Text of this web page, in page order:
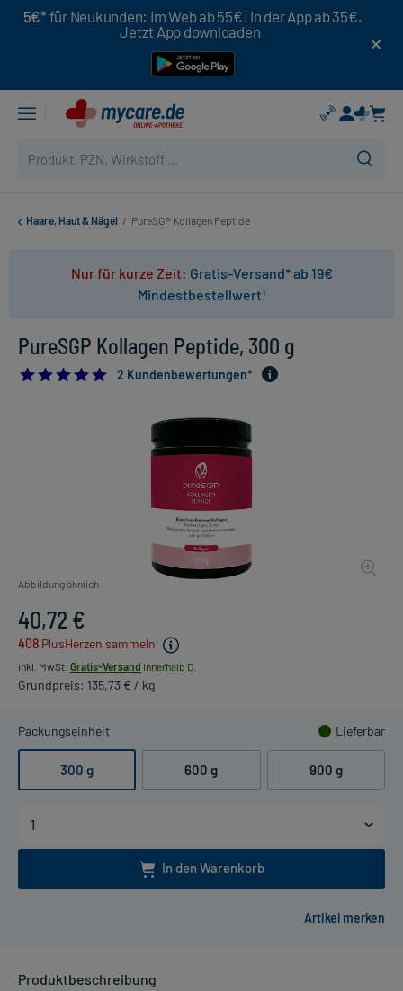
5€* für Neukunden: Im Web ab 55€ | In der App ab 35€.
Jetzt App downloaden
Haare, Haut & Nägel / PureSGP Kollagen Peptide
Nur für kurze Zeit: Gratis-Versand* ab 19€
Mindestbestellwert!
PureSGP Kollagen Peptide, 300 g
5.0
2 Kundenbewertungen*
Abbildung ähnlich
40,72 €
408 PlusHerzen sammeln
inkl. MwSt. Gratis-Versand innerhalb D.
Grundpreis: 135,73 € / kg
Packungseinheit Lieferbar
300 g 600 g 900 g
In den Warenkorb
Produktbeschreibung